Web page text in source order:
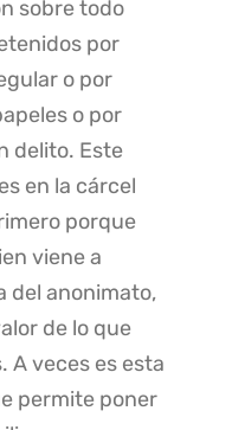
sobre todo
por
o por
o por
delito. Este
en la cárcel
porque
viene a
del anonimato,
de lo que
A veces es esta
permite poner